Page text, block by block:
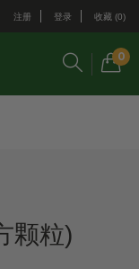
注册 登录 收藏 (0)
0
颗粒)